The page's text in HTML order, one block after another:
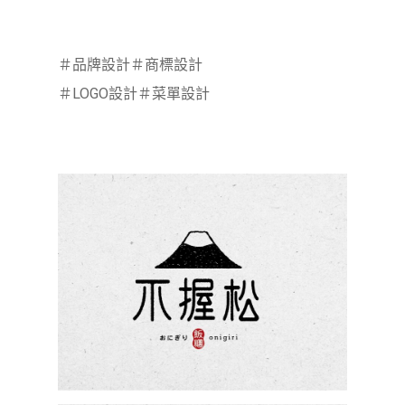
＃品牌設計＃商標設計
＃LOGO設計＃菜單設計